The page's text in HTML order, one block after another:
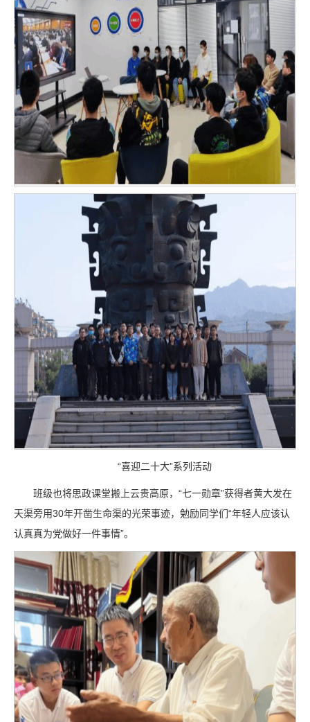
“喜迎二十大”系列活动
班级也将思政课堂搬上云贵高原，“七一勋章”获得者黄大发在
天渠旁用30年开凿生命渠的光荣事迹，勉励同学们“年轻人应该认
认真真为党做好一件事情”。